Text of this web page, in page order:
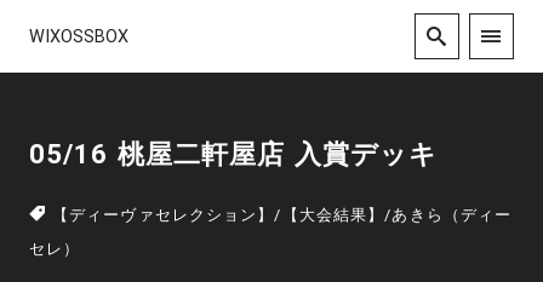
WIXOSSBOX
05/16 桃屋二軒屋店 入賞デッキ
【ディーヴァセレクション】/ 【大会結果】/あきら（ディー
セレ）